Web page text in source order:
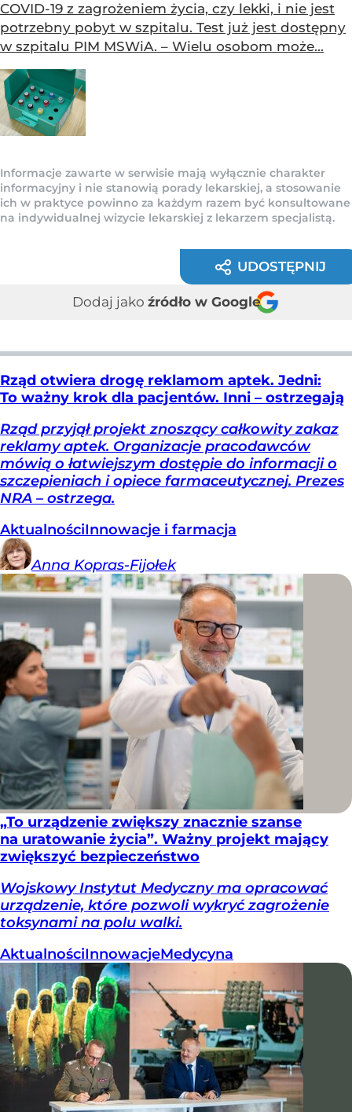
COVID-19 z zagrożeniem życia, czy lekki, i nie jest
potrzebny pobyt w szpitalu. Test już jest dostępny
w szpitalu PIM MSWiA. – Wielu osobom może...
Informacje zawarte w serwisie mają wyłącznie charakter
informacyjny i nie stanowią porady lekarskiej, a stosowanie
ich w praktyce powinno za każdym razem być konsultowane
na indywidualnej wizycie lekarskiej z lekarzem specjalistą.
UDOSTĘPNIJ
Dodaj jako źródło w Google
Rząd otwiera drogę reklamom aptek. Jedni:
To ważny krok dla pacjentów. Inni – ostrzegają
Rząd przyjął projekt znoszący całkowity zakaz
reklamy aptek. Organizacje pracodawców
mówią o łatwiejszym dostępie do informacji o
szczepieniach i opiece farmaceutycznej. Prezes
NRA – ostrzega.
AktualnościInnowacje i farmacja
Anna Kopras-Fijołek
„To urządzenie zwiększy znacznie szanse
na uratowanie życia”. Ważny projekt mający
zwiększyć bezpieczeństwo
Wojskowy Instytut Medyczny ma opracować
urządzenie, które pozwoli wykryć zagrożenie
toksynami na polu walki.
AktualnościInnowacjeMedycyna